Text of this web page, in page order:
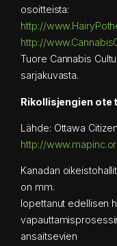
osoitteista:
http://
http://
Tuore Cannabis
sarjakuvasta.
Rikollisjengien ote
Lähde: Ottawa
http://
Kanadan
on mm.
lopettanut edellisen
ansaitsevien